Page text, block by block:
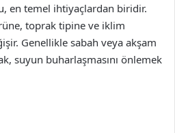
en temel ihtiyaçlardan biridir.
toprak tipine ve iklim
Genellikle sabah veya akşam
suyun buharlaşmasını önlemek